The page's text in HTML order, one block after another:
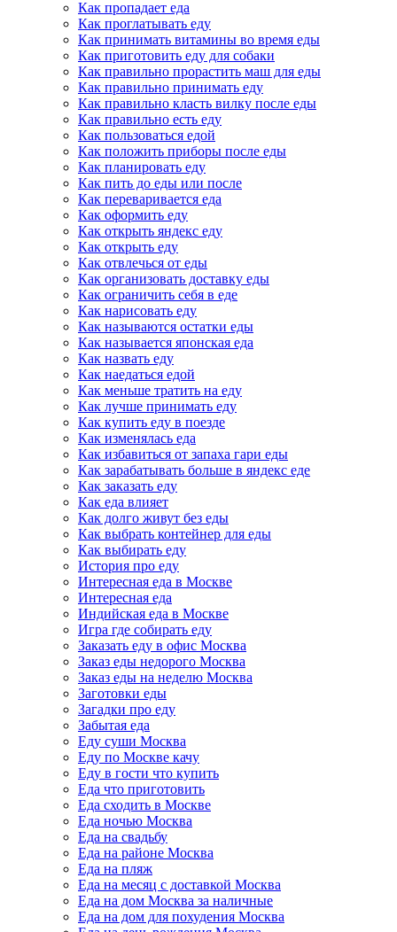
Как пропадает еда
Как проглатывать еду
Как принимать витамины во время еды
Как приготовить еду для собаки
Как правильно прорастить маш для еды
Как правильно принимать еду
Как правильно класть вилку после еды
Как правильно есть еду
Как пользоваться едой
Как положить приборы после еды
Как планировать еду
Как пить до еды или после
Как переваривается еда
Как оформить еду
Как открыть яндекс еду
Как открыть еду
Как отвлечься от еды
Как организовать доставку еды
Как ограничить себя в еде
Как нарисовать еду
Как называются остатки еды
Как называется японская еда
Как назвать еду
Как наедаться едой
Как меньше тратить на еду
Как лучше принимать еду
Как купить еду в поезде
Как изменялась еда
Как избавиться от запаха гари еды
Как зарабатывать больше в яндекс еде
Как заказать еду
Как еда влияет
Как долго живут без еды
Как выбрать контейнер для еды
Как выбирать еду
История про еду
Интересная еда в Москве
Интересная еда
Индийская еда в Москве
Игра где собирать еду
Заказать еду в офис Москва
Заказ еды недорого Москва
Заказ еды на неделю Москва
Заготовки еды
Загадки про еду
Забытая еда
Еду суши Москва
Еду по Москве качу
Еду в гости что купить
Еда что приготовить
Еда сходить в Москве
Еда ночью Москва
Еда на свадьбу
Еда на районе Москва
Еда на пляж
Еда на месяц с доставкой Москва
Еда на дом Москва за наличные
Еда на дом для похудения Москва